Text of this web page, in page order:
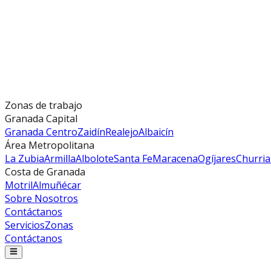
Zonas de trabajo
Granada Capital
Granada CentroZaidínRealejoAlbaicín
Área Metropolitana
La ZubiaArmillaAlboloteSanta FeMaracenaOgíjares
Costa de Granada
MotrilAlmuñécar
Sobre Nosotros
Contáctanos
ServiciosZonas
Contáctanos